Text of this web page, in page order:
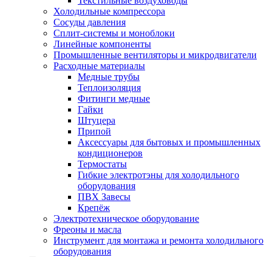
Холодильные компрессора
Сосуды давления
Cплит-системы и моноблоки
Линейные компоненты
Промышленные вентиляторы и микродвигатели
Расходные материалы
Медные трубы
Теплоизоляция
Фитинги медные
Гайки
Штуцера
Припой
Аксессуары для бытовых и промышленных
кондиционеров
Термостаты
Гибкие электротэны для холодильного
оборудования
ПВХ Завесы
Крепёж
Электротехническое оборудование
Фреоны и масла
Инструмент для монтажа и ремонта холодильного
оборудования